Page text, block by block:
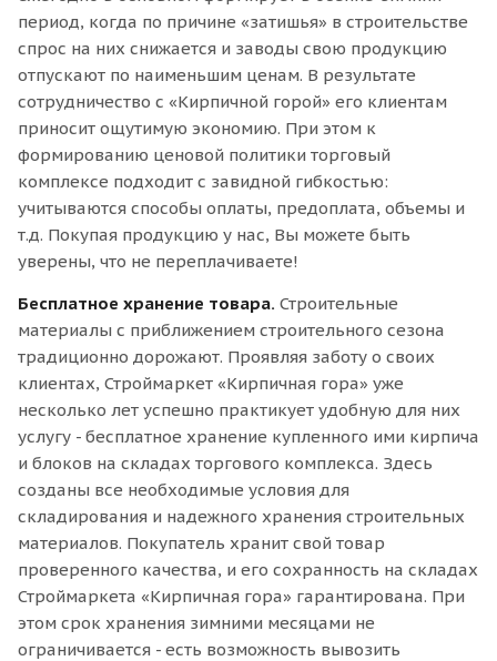
период, когда по причине «затишья» в строительстве
спрос на них снижается и заводы свою продукцию
отпускают по наименьшим ценам. В результате
сотрудничество с «Кирпичной горой» его клиентам
приносит ощутимую экономию. При этом к
формированию ценовой политики торговый
комплексе подходит с завидной гибкостью:
учитываются способы оплаты, предоплата, объемы и
т.д. Покупая продукцию у нас, Вы можете быть
уверены, что не переплачиваете!
Бесплатное хранение товара. Строительные
материалы с приближением строительного сезона
традиционно дорожают. Проявляя заботу о своих
клиентах, Строймаркет «Кирпичная гора» уже
несколько лет успешно практикует удобную для них
услугу - бесплатное хранение купленного ими кирпича
и блоков на складах торгового комплекса. Здесь
созданы все необходимые условия для
складирования и надежного хранения строительных
материалов. Покупатель хранит свой товар
проверенного качества, и его сохранность на складах
Строймаркета «Кирпичная гора» гарантирована. При
этом срок хранения зимними месяцами не
ограничивается - есть возможность вывозить